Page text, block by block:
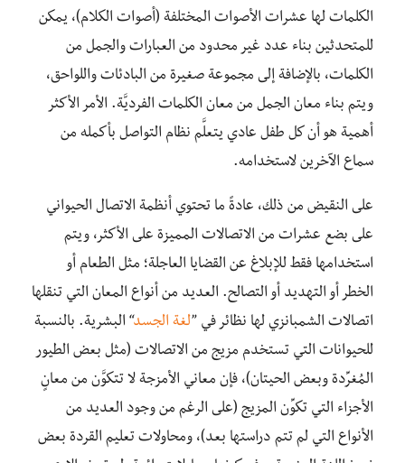
الكلمات لها عشرات الأصوات المختلفة (أصوات الكلام)، يمكن
للمتحدثين بناء عدد غير محدود من العبارات والجمل من
الكلمات، بالإضافة إلى مجموعة صغيرة من البادئات واللواحق،
ويتم بناء معان الجمل من معان الكلمات الفرديَّة. الأمر الأكثر
أهمية هو أن كل طفل عادي يتعلَّم نظام التواصل بأكمله من
سماع الآخرين لاستخدامه.
على النقيض من ذلك، عادةً ما تحتوي أنظمة الاتصال الحيواني
على بضع عشرات من الاتصالات المميزة على الأكثر، ويتم
استخدامها فقط للإبلاغ عن القضايا العاجلة؛ مثل الطعام أو
الخطر أو التهديد أو التصالح. العديد من أنواع المعان التي تنقلها
اتصالات الشمبانزي لها نظائر في ”لغة الجسد“ البشرية. بالنسبة
للحيوانات التي تستخدم مزيج من الاتصالات (مثل بعض الطيور
المُغرِّدة وبعض الحيتان)، فإن معاني الأمزجة لا تتكوَّن من معانٍ
الأجزاء التي تكوِّن المزيج (على الرغم من وجود العديد من
الأنواع التي لم تتم دراستها بعد)، ومحاولات تعليم القردة بعض